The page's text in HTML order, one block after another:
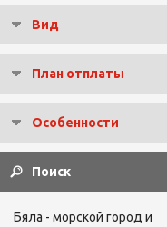
Вид
План отплаты
Особенности
Бяла - морской город и